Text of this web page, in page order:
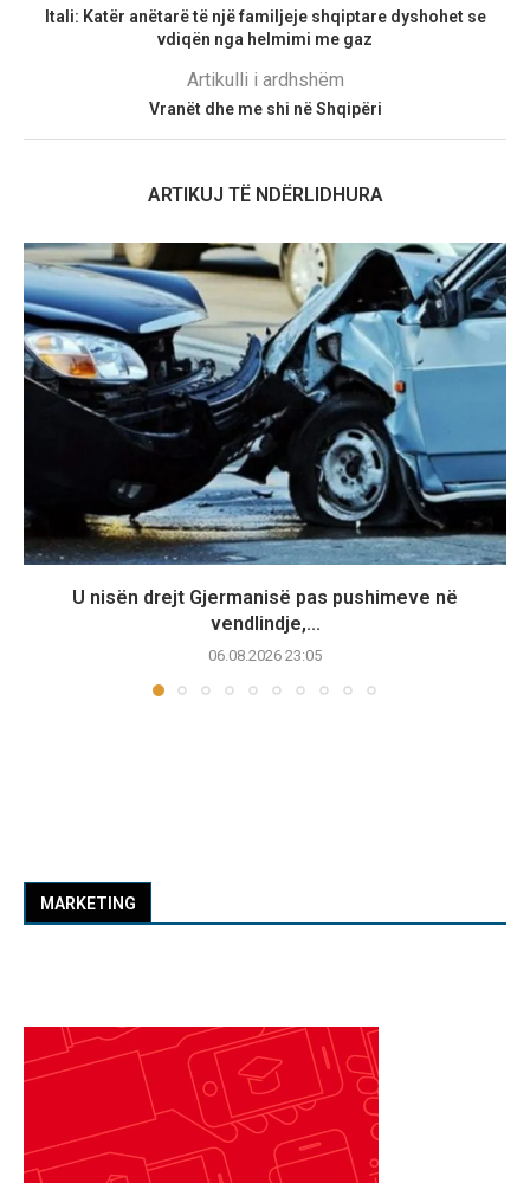
Itali: Katër anëtarë të një familjeje shqiptare dyshohet se
vdiqën nga helmimi me gaz
Artikulli i ardhshëm
Vranët dhe me shi në Shqipëri
ARTIKUJ TË NDËRLIDHURA
U nisën drejt Gjermanisë pas pushimeve në
vendlindje,...
06.08.2026 23:05
MARKETING